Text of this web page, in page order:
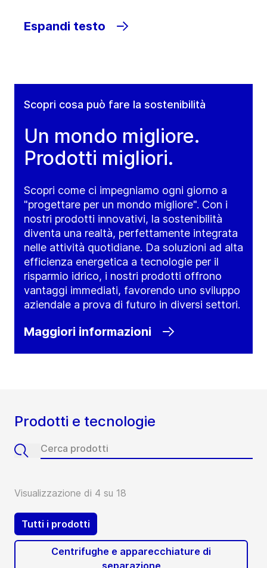
Espandi testo
Scopri cosa può fare la sostenibilità
Un mondo migliore.
Prodotti migliori.
Scopri come ci impegniamo ogni giorno a
"progettare per un mondo migliore". Con i
nostri prodotti innovativi, la sostenibilità
diventa una realtà, perfettamente integrata
nelle attività quotidiane. Da soluzioni ad alta
efficienza energetica a tecnologie per il
risparmio idrico, i nostri prodotti offrono
vantaggi immediati, favorendo uno sviluppo
aziendale a prova di futuro in diversi settori.
Maggiori informazioni
Prodotti e tecnologie
Visualizzazione di 4 su 18
Tutti i prodotti
Centrifughe e apparecchiature di